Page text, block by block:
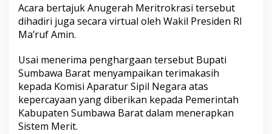
Acara bertajuk Anugerah Meritrokrasi tersebut
dihadiri juga secara virtual oleh Wakil Presiden RI
Ma’ruf Amin.
Usai menerima penghargaan tersebut Bupati
Sumbawa Barat menyampaikan terimakasih
kepada Komisi Aparatur Sipil Negara atas
kepercayaan yang diberikan kepada Pemerintah
Kabupaten Sumbawa Barat dalam menerapkan
Sistem Merit.